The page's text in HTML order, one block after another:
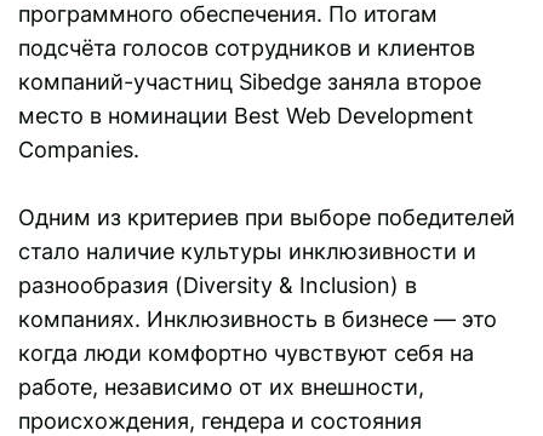
программного обеспечения. По итогам
подсчёта голосов сотрудников и клиентов
компаний-участниц Sibedge заняла второе
место в номинации Best Web Development
Companies.
Одним из критериев при выборе победителей
стало наличие культуры инклюзивности и
разнообразия (Diversity & Inclusion) в
компаниях. Инклюзивность в бизнесе — это
когда люди комфортно чувствуют себя на
работе, независимо от их внешности,
происхождения, гендера и состояния